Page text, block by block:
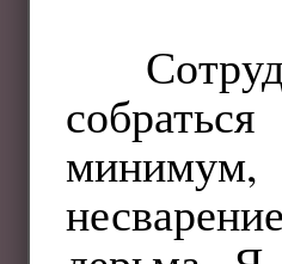
минимум,